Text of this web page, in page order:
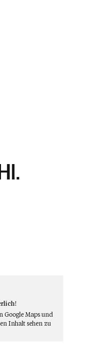
Google Mapsund
Inhalt sehen zu